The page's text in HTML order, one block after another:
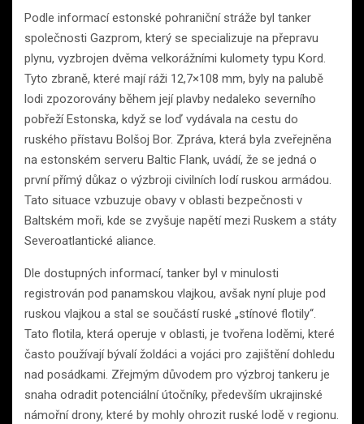
Podle informací estonské pohraniční stráže byl tanker
společnosti Gazprom, který se specializuje na přepravu
plynu, vyzbrojen dvěma velkorážními kulomety typu Kord.
Tyto zbraně, které mají ráži 12,7×108 mm, byly na palubě
lodi zpozorovány během její plavby nedaleko severního
pobřeží Estonska, když se loď vydávala na cestu do
ruského přístavu Bolšoj Bor. Zpráva, která byla zveřejněna
na estonském serveru Baltic Flank, uvádí, že se jedná o
první přímý důkaz o výzbroji civilních lodí ruskou armádou.
Tato situace vzbuzuje obavy v oblasti bezpečnosti v
Baltském moři, kde se zvyšuje napětí mezi Ruskem a státy
Severoatlantické aliance.
Dle dostupných informací, tanker byl v minulosti
registrován pod panamskou vlajkou, avšak nyní pluje pod
ruskou vlajkou a stal se součástí ruské „stínové flotily“.
Tato flotila, která operuje v oblasti, je tvořena loděmi, které
často používají bývalí žoldáci a vojáci pro zajištění dohledu
nad posádkami. Zřejmým důvodem pro výzbroj tankeru je
snaha odradit potenciální útočníky, především ukrajinské
námořní drony, které by mohly ohrozit ruské lodě v regionu.